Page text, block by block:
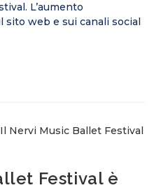
L’aumento
web e sui canali social
Festival è